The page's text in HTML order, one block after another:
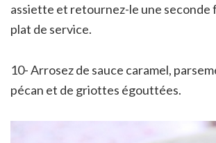
assiette et retournez-le une seconde
plat de service.
10- Arrosez de sauce caramel,
pécan et de griottes égouttées.